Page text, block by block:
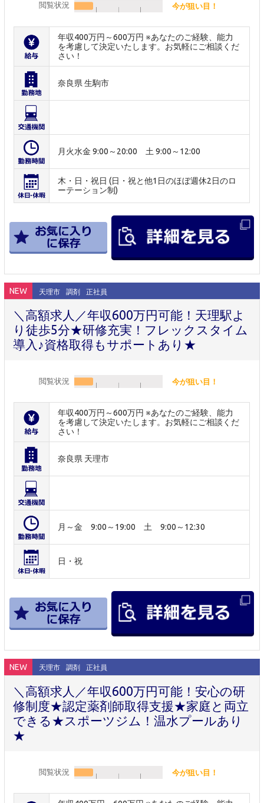
閲覧状況 今が狙い目！
年収400万円～600万円 ※あなたのご経験、能力
を考慮して決定いたします。お気軽にご相談くだ
さい！
奈良県 生駒市
月火水金 9:00～20:00 土 9:00～12:00
木・日・祝日 (日・祝と他1日のほぼ週休2日のロ
ーテーション制)
NEW 天理市 調剤 正社員
＼高額求人／年収600万円可能！天理駅よ
り徒歩5分★研修充実！フレックスタイム
導入♪資格取得もサポートあり★
閲覧状況 今が狙い目！
年収400万円～600万円 ※あなたのご経験、能力
を考慮して決定いたします。お気軽にご相談くだ
さい！
奈良県 天理市
月～金 9:00～19:00 土 9:00～12:30
日・祝
NEW 天理市 調剤 正社員
＼高額求人／年収600万円可能！安心の研
修制度★認定薬剤師取得支援★家庭と両立
できる★スポーツジム！温水プールあり
★
閲覧状況 今が狙い目！